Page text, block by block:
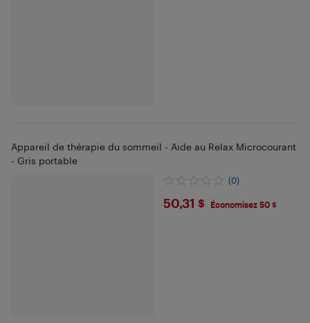
Appareil de thérapie du sommeil - Aide au Relax Microcourant
- Gris portable
(0)
$50.31
50,31 $ Économisez 50 $